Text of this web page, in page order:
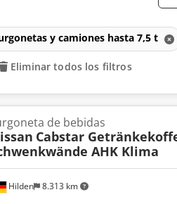
y camiones hasta 7,5 t
Eliminar todos los filtros
Hilden 8.313 km
de bebidas
Cabstar
AHK Klima